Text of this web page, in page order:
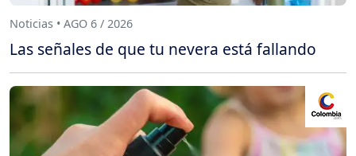
Noticias • AGO 6 / 2026
Las señales de que tu nevera está fallando